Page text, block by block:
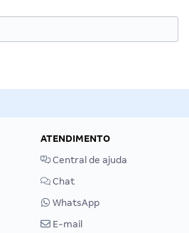
ATENDIMENTO
Central de ajuda
Chat
WhatsApp
E-mail